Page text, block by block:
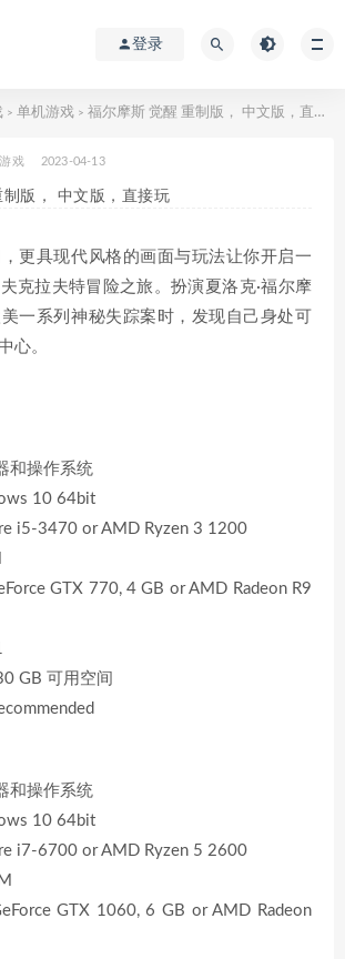
登录
> 单机游戏 > 福尔摩斯 觉醒 重制版， 中文版，直接玩
戏 2023-04-13
版， 中文版，直接玩
更具现代风格的画面与玩法让你开启一
克拉夫特冒险之旅。扮演夏洛克·福尔摩
一系列神秘失踪案时，发现自己身处可
心。
和操作系统
10 64bit
i5-3470 or AMD Ryzen 3 1200
GTX 770, 4 GB or AMD Radeon R9
GB 可用空间
和操作系统
10 64bit
i7-6700 or AMD Ryzen 5 2600
GTX 1060, 6 GB or AMD Radeon